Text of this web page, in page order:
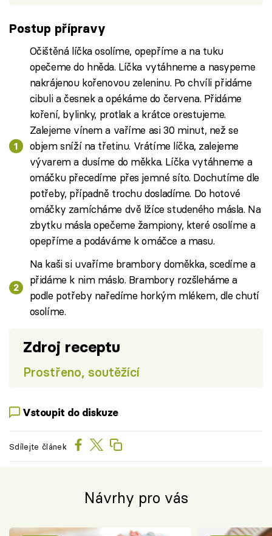
Postup přípravy
Očištěná líčka osolíme, opepříme a na tuku
opečeme do hněda. Líčka vytáhneme a nasypeme
nakrájenou kořenovou zeleninu. Po chvíli přidáme
cibuli a česnek a opékáme do červena. Přidáme
koření, bylinky, protlak a krátce orestujeme.
Zalejeme vínem a vaříme asi 30 minut, než se
objem sníží na třetinu. Vrátíme líčka, zalejeme
vývarem a dusíme do měkka. Líčka vytáhneme a
omáčku přecedíme přes jemné síto. Dochutíme dle
potřeby, případně trochu dosladíme. Do hotové
omáčky zamícháme dvě lžíce studeného másla. Na
zbytku másla opečeme žampiony, které osolíme a
opepříme a podáváme k omáčce a masu.
Na kaši si uvaříme brambory doměkka, scedíme a
přidáme k nim máslo. Brambory rozšleháme a
podle potřeby naředíme horkým mlékem, dle chutí
osolíme.
Zdroj receptu
Prostřeno, soutěžící
Vstoupit do diskuze
Sdílejte článek
Návrhy pro vás